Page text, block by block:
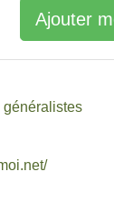
généralistes
Ajouter